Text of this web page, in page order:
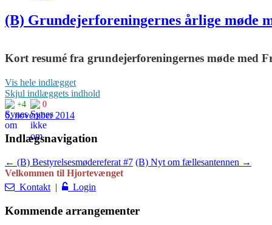
(B) Grundejerforeningernes årlige møde
Kort resumé fra grundejerforeningernes møde med
Deltagere fra GFUN: Daniel Carlsen (næstformand) og Niels Kragh
Dette er ikke et decideret referat, men en opsummering af, hvad der
Borgmester Thomas Lykke Pedersens velkomsttale:
Borgmesteren tilbød at møde op til generalforsamling.
Indsatsen for at skabe tryghed i lokalsamfundet ved
Hovedbudskabet var: ”Der er ingen grund til at føle sig utryg i
Vis hele indlægget
Skjul indlæggets indhold
+4 0
6. november 2014
Indlægsnavigation
← (B) Bestyrelsesmødereferat #7 (B) Nyt om fællesantennen →
Velkommen til Hjortevænget
Kontakt | Login
Kommende arrangementer